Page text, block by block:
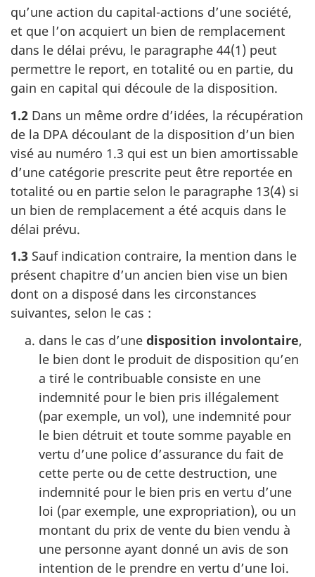
qu’une action du capital-actions d’une société,
et que l’on acquiert un bien de remplacement
dans le délai prévu, le paragraphe 44(1) peut
permettre le report, en totalité ou en partie, du
gain en capital qui découle de la disposition.
1.2 Dans un même ordre d’idées, la récupération
de la DPA découlant de la disposition d’un bien
visé au numéro 1.3 qui est un bien amortissable
d’une catégorie prescrite peut être reportée en
totalité ou en partie selon le paragraphe 13(4) si
un bien de remplacement a été acquis dans le
délai prévu.
1.3 Sauf indication contraire, la mention dans le
présent chapitre d’un ancien bien vise un bien
dont on a disposé dans les circonstances
suivantes, selon le cas :
dans le cas d’une disposition involontaire,
le bien dont le produit de disposition qu’en
a tiré le contribuable consiste en une
indemnité pour le bien pris illégalement
(par exemple, un vol), une indemnité pour
le bien détruit et toute somme payable en
vertu d’une police d’assurance du fait de
cette perte ou de cette destruction, une
indemnité pour le bien pris en vertu d’une
loi (par exemple, une expropriation), ou un
montant du prix de vente du bien vendu à
une personne ayant donné un avis de son
intention de le prendre en vertu d’une loi.